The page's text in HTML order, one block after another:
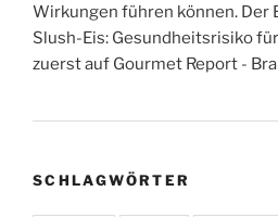
Wirkungen führen können. Der
Slush-Eis: Gesundheitsrisiko
zuerst auf Gourmet Report -
SCHLAGWÖRTER